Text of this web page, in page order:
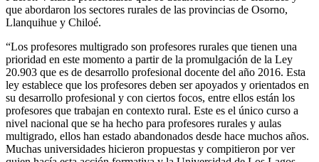
que abordaron los sectores rurales de las provincias de Osorno,
Llanquihue y Chiloé.
“Los profesores multigrado son profesores rurales que tienen una
prioridad en este momento a partir de la promulgación de la Ley
20.903 que es de desarrollo profesional docente del año 2016. Esta
ley establece que los profesores deben ser apoyados y orientados en
su desarrollo profesional y con ciertos focos, entre ellos están los
profesores que trabajan en contexto rural. Este es el único curso a
nivel nacional que se ha hecho para profesores rurales y aulas
multigrado, ellos han estado abandonados desde hace muchos años.
Muchas universidades hicieron propuestas y compitieron por ver